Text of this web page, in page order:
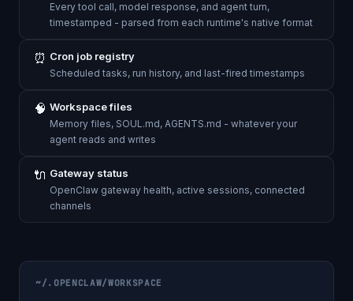
Every tool call, model response, and agent turn,
timestamped - parsed from each runtime's native format
⏰ Cron job registry
Scheduled tasks, run history, and last-fired timestamps
🧠 Workspace files
Memory files, SOUL.md, AGENTS.md - whatever your
agent reads and writes
🔌 Gateway status
OpenClaw gateway health, active sessions, connected
channels
~/.OPENCLAW/WORKSPACE